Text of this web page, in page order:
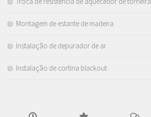
Montagem de estante de madeira
Instalação de depurador de ar
Instalação de cortina blackout